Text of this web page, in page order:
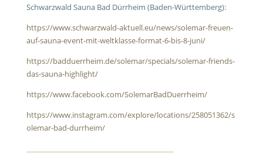
Schwarzwald Sauna Bad Dürrheim (Baden-Württemberg):
https://www.schwarzwald-aktuell.eu/news/solemar-freuen-
auf-sauna-event-mit-weltklasse-format-6-bis-8-juni/
https://badduerrheim.de/solemar/specials/solemar-friends-
das-sauna-highlight/
https://www.facebook.com/SolemarBadDuerrheim/
https://www.instagram.com/explore/locations/258051362/s
olemar-bad-durrheim/